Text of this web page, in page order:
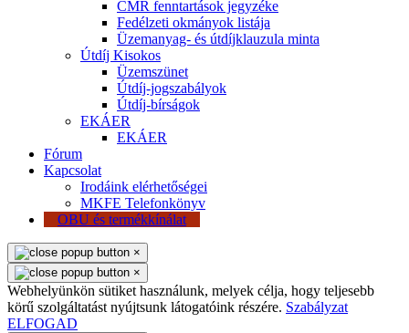
CMR fenntartások jegyzéke
Fedélzeti okmányok listája
Üzemanyag- és útdíjklauzula minta
Útdíj Kisokos
Üzemszünet
Útdíj-jogszabályok
Útdíj-bírságok
EKÁER
EKÁER
Fórum
Kapcsolat
Irodáink elérhetőségei
MKFE Telefonkönyv
OBU és termékkínálat
×
×
Webhelyünkön sütiket használunk, melyek célja, hogy teljesebb
körű szolgáltatást nyújtsunk látogatóink részére. Szabályzat
ELFOGAD